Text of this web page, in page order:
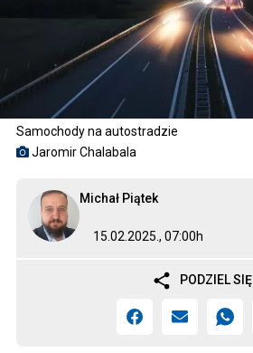
Samochody na autostradzie
Jaromir Chalabala
15.02.2025., 07:00h
Michał Piątek
PODZIEL SIĘ